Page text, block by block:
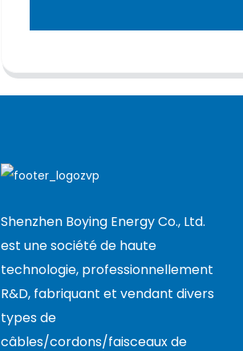
Shenzhen Boying Energy Co., Ltd.
est une société de haute
technologie, professionnellement
R&D, fabriquant et vendant divers
types de
câbles/cordons/faisceaux de